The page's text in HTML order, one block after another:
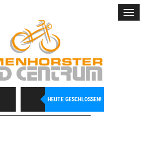
HEUTE GESCHLOSSEN!